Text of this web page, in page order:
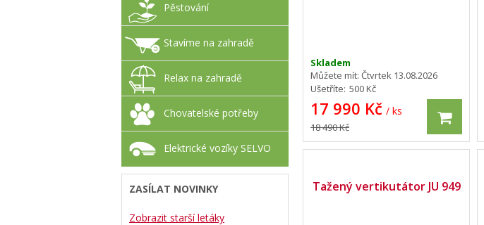
Skladem
Můžete mít: Čtvrtek 13.08.2026
18 490 Kč
Ušetříte: 500 Kč
17 990 Kč / ks
Tažený vertikutátor JU 949
Pěstování
Stavíme na zahradě
Relax na zahradě
Chovatelské potřeby
Elektrické vozíky SELVO
ZASÍLAT NOVINKY
Zobrazit starší letáky